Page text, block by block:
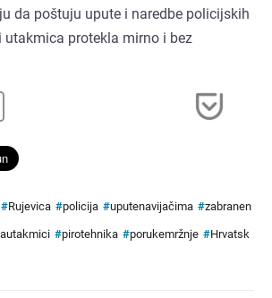
da poštuju upute i naredbe policijskih
utakmica protekla mirno i bez
#Rujevica #policija #uputenavijačima #zabranen
#pirotehnika #porukemržnje #Hrvatsk